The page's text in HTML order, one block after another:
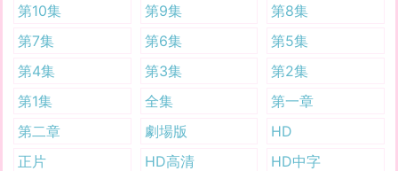
第10集
第9集
第8集
第7集
第6集
第5集
第4集
第3集
第2集
第1集
全集
第一章
第二章
劇場版
HD
正片
HD高清 HD中字